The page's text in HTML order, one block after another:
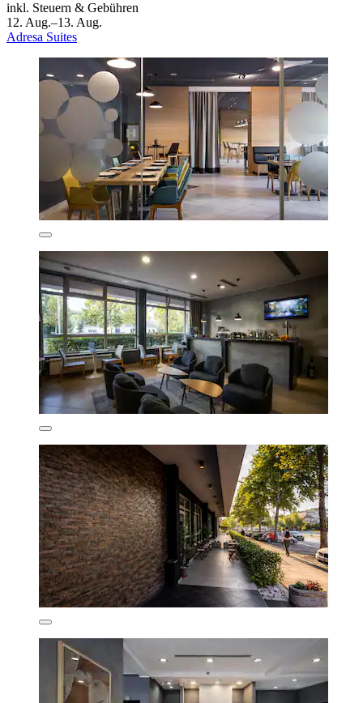
inkl. Steuern & Gebühren
12. Aug.–13. Aug.
Adresa Suites